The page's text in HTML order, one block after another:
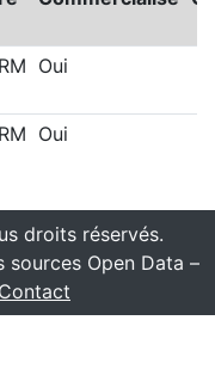
Oui
Oui
droits réservés.
Open Data –
Contact